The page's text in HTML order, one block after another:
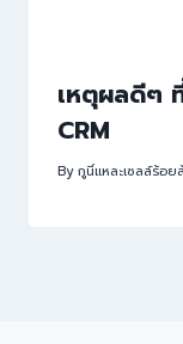
เหตุผลดีๆ
CRM
Byกูนี่แหละเซลล์ร้อย